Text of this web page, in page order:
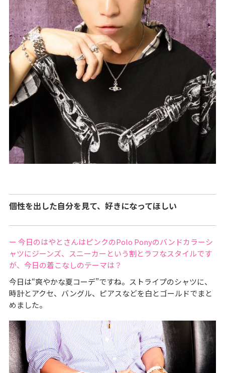
個性を出した自分を見て、好きになってほしい
ー 今日のはやとさんはピンクのPolo Ponyのバンドカラーシ
ャツにジーンズ、スニーカーという割とラフなスタイルです
が、今日の着こなしのテーマは？
今日は“爽やかな夏コーデ”ですね。ストライプのシャツに、
時計とアクセ、バングル、ピアスなどを白とゴールドでまと
めました。